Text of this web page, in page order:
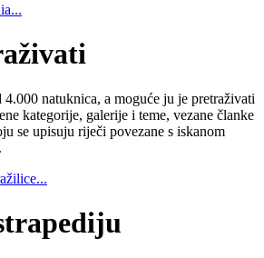
4.000 natuknica, a moguće ju je pretraživati
kategorije, galerije i teme, vezane članke
se upisuju riječi povezane s iskanom